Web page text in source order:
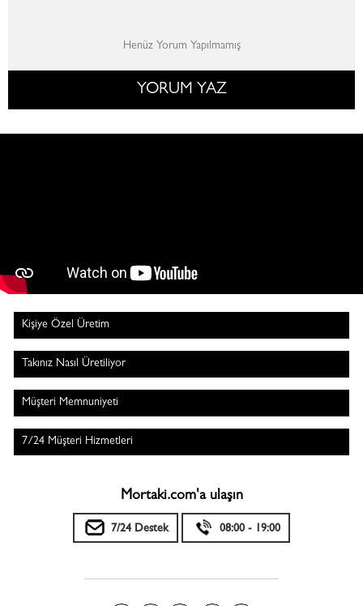
Henüz Yorum Yapılmamış
YORUM YAZ
Kişiye Özel Üretim
Takınız Nasıl Üretiliyor
Müşteri Memnuniyeti
7/24 Müşteri Hizmetleri
Mortaki.com'a ulaşın
7/24 Destek 08:00 - 19:00